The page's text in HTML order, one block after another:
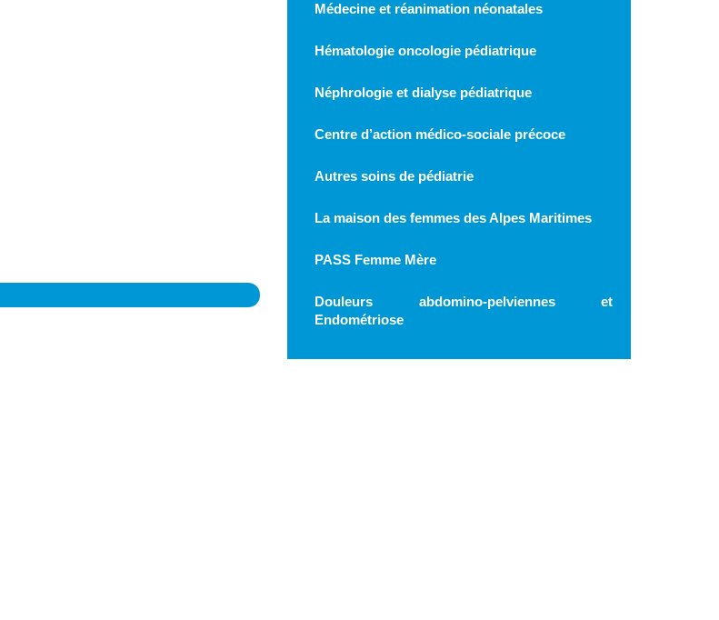
Médecine et réanimation néonatales
Hématologie oncologie pédiatrique
Néphrologie et dialyse pédiatrique
Centre d’action médico-sociale précoce
Autres soins de pédiatrie
La maison des femmes des Alpes Maritimes
PASS Femme Mère
Douleurs abdomino-pelviennes et
Endométriose